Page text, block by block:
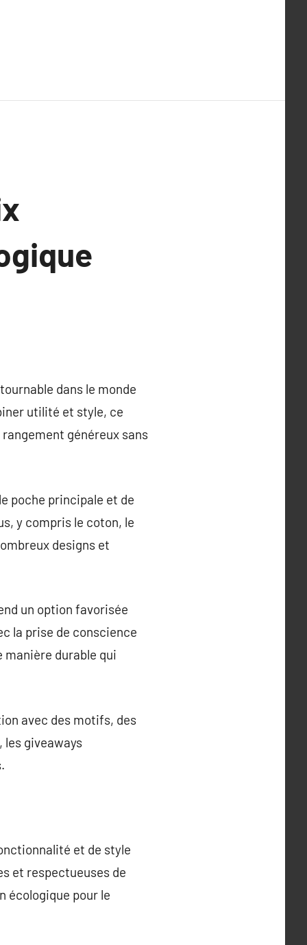
dans le monde
utilité et style, ce
généreux sans
poche principale et de
y compris le coton, le
designs et
un option favorisée
la prise de conscience
durable qui
avec des motifs, des
les giveaways
et de style
et respectueuses de
écologique pour le